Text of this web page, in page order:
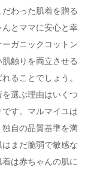
わった肌着を贈る
とママに安心と幸
ガニックコットン
触りを両立させる
ることでしょう。
選ぶ理由はいくつ
す。マルマイユは
自の品質基準を満
まだ脆弱で敏感な
は赤ちゃんの肌に